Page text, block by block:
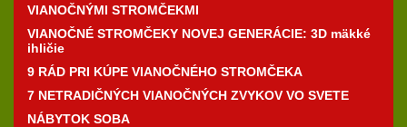
VIANOČNÝMI STROMČEKMI
VIANOČNÉ STROMČEKY NOVEJ GENERÁCIE: 3D mäkké
ihličie
9 RÁD PRI KÚPE VIANOČNÉHO STROMČEKA
7 NETRADIČNÝCH VIANOČNÝCH ZVYKOV VO SVETE
NÁBYTOK SOBA